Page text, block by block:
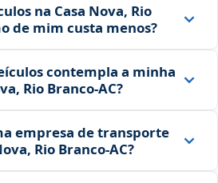
na Casa Nova, Rio
de mim custa menos?
contempla a minha
Rio Branco‑AC?
empresa de transporte
Rio Branco‑AC?